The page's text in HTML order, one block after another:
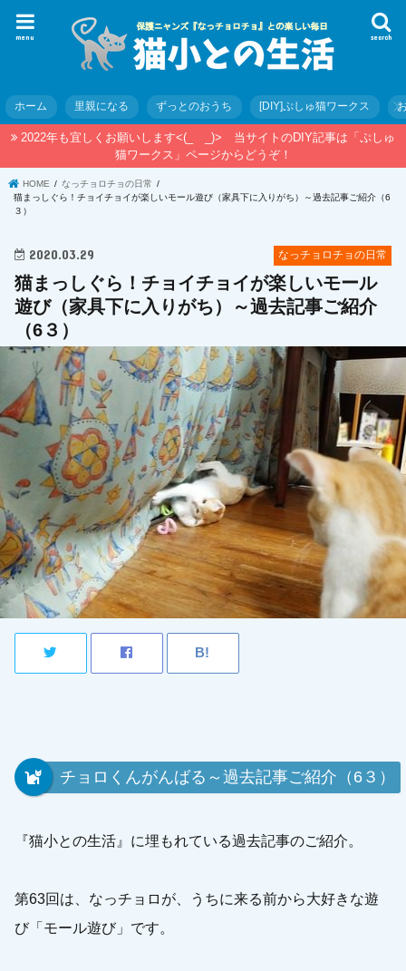
search
menu
ホーム 里親になる ずっとのおうち [DIY]ぷしゅ猫ワークス
2022年も宜しくお願いします<(_ _)> 当サイトのDIY記事は「ぷしゅ
猫ワークス」ページからどうぞ！
HOME
なっチョロチョの日常
猫まっしぐら！チョイチョイが楽しいモール遊び（家具下に入りがち）～過去記事ご紹介（6
３）
なっチョロチョの日常
2020.03.29
猫まっしぐら！チョイチョイが楽しいモール
遊び（家具下に入りがち）～過去記事ご紹介
（6３）
チョロくんがんばる～過去記事ご紹介（6３）
『猫小との生活』に埋もれている過去記事のご紹介。
第63回は、なっチョロが、うちに来る前から大好きな遊
び「モール遊び」です。